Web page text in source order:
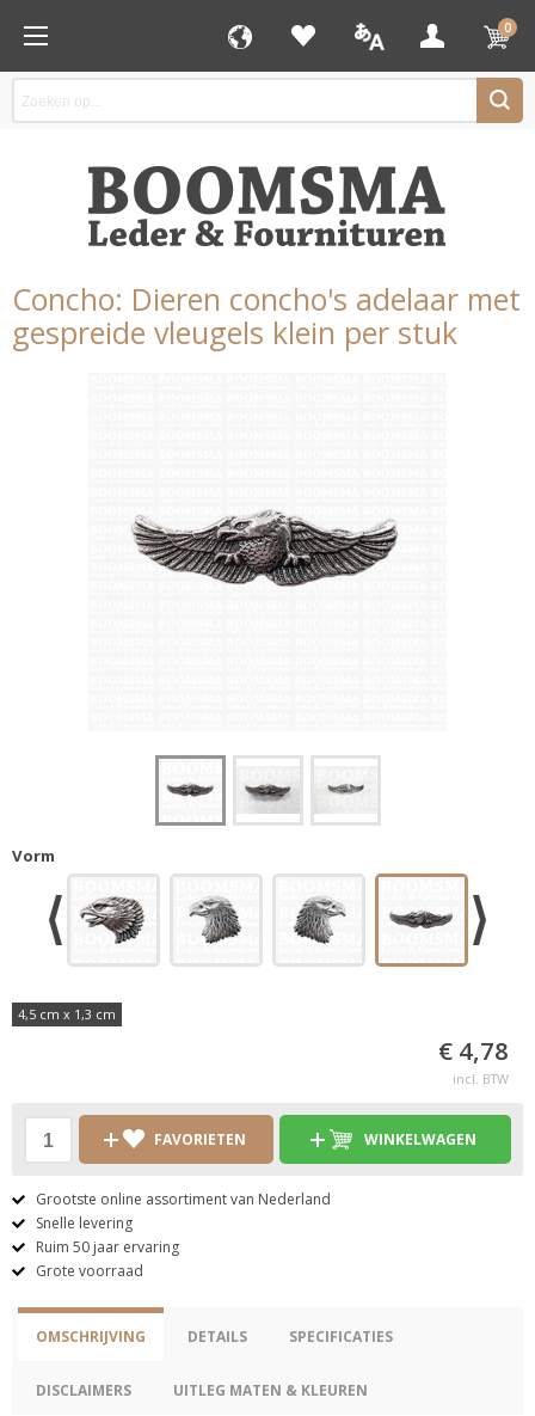
0
Concho: Dieren concho's adelaar met
gespreide vleugels klein per stuk
Vorm
4,5 cm x 1,3 cm
€ 4,78
incl. BTW
FAVORIETEN WINKELWAGEN
Grootste online assortiment van Nederland
Snelle levering
Ruim 50 jaar ervaring
Grote voorraad
OMSCHRIJVING DETAILS SPECIFICATIES
DISCLAIMERS UITLEG MATEN & KLEUREN